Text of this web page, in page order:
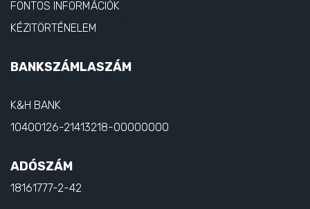
FONTOS INFORMÁCIÓK
KÉZITÖRTÉNELEM
BANKSZÁMLASZÁM
K&H BANK
10400126-21413218-00000000
ADÓSZÁM
18161777-2-42